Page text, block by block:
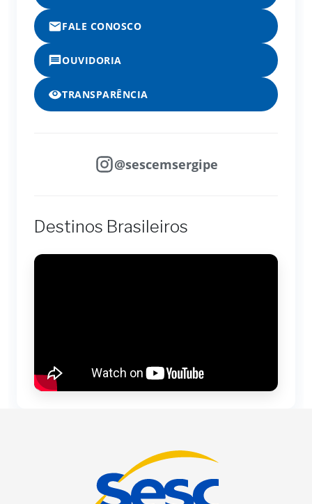
FALE CONOSCO
OUVIDORIA
TRANSPARÊNCIA
@sescemsergipe
Destinos Brasileiros